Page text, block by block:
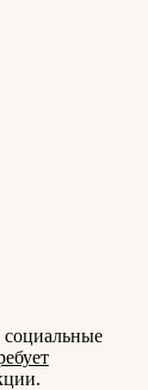
социальные